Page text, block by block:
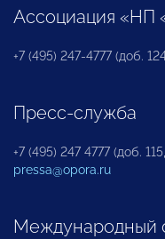
Ассоциация «НП
+7 (495) 247-4777 (доб.
Пресс-служба
+7 (495) 247 4777 (доб.
pressa@opora.ru